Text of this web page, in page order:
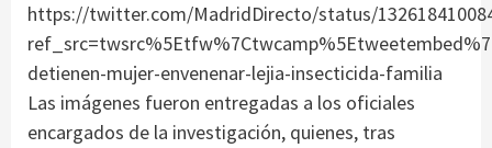
https://twitter.com/MadridDirecto/status/
detienen-mujer-envenenar-lejia-insecticida-familia
Las imágenes fueron entregadas a los oficiales
encargados de la investigación, quienes, tras